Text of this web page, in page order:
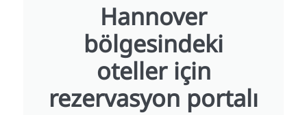
Hannover
bölgesindeki
oteller için
rezervasyon portalı